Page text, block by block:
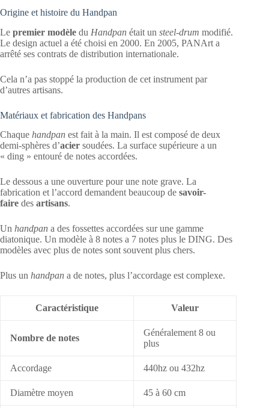
Origine et histoire du Handpan
Le premier modèle du Handpan était un steel-drum modifié.
Le design actuel a été choisi en 2000. En 2005, PANArt a
arrêté ses contrats de distribution internationale.
Cela n’a pas stoppé la production de cet instrument par
d’autres artisans.
Matériaux et fabrication des Handpans
Chaque handpan est fait à la main. Il est composé de deux
demi-sphères d’acier soudées. La surface supérieure a un
« ding » entouré de notes accordées.
Le dessous a une ouverture pour une note grave. La
fabrication et l’accord demandent beaucoup de savoir-
faire des artisans.
Un handpan a des fossettes accordées sur une gamme
diatonique. Un modèle à 8 notes a 7 notes plus le DING. Des
modèles avec plus de notes sont souvent plus chers.
Plus un handpan a de notes, plus l’accordage est complexe.
Caractéristique Valeur
Nombre de notes
Généralement 8 ou
plus
Accordage 440hz ou 432hz
Diamètre moyen 45 à 60 cm